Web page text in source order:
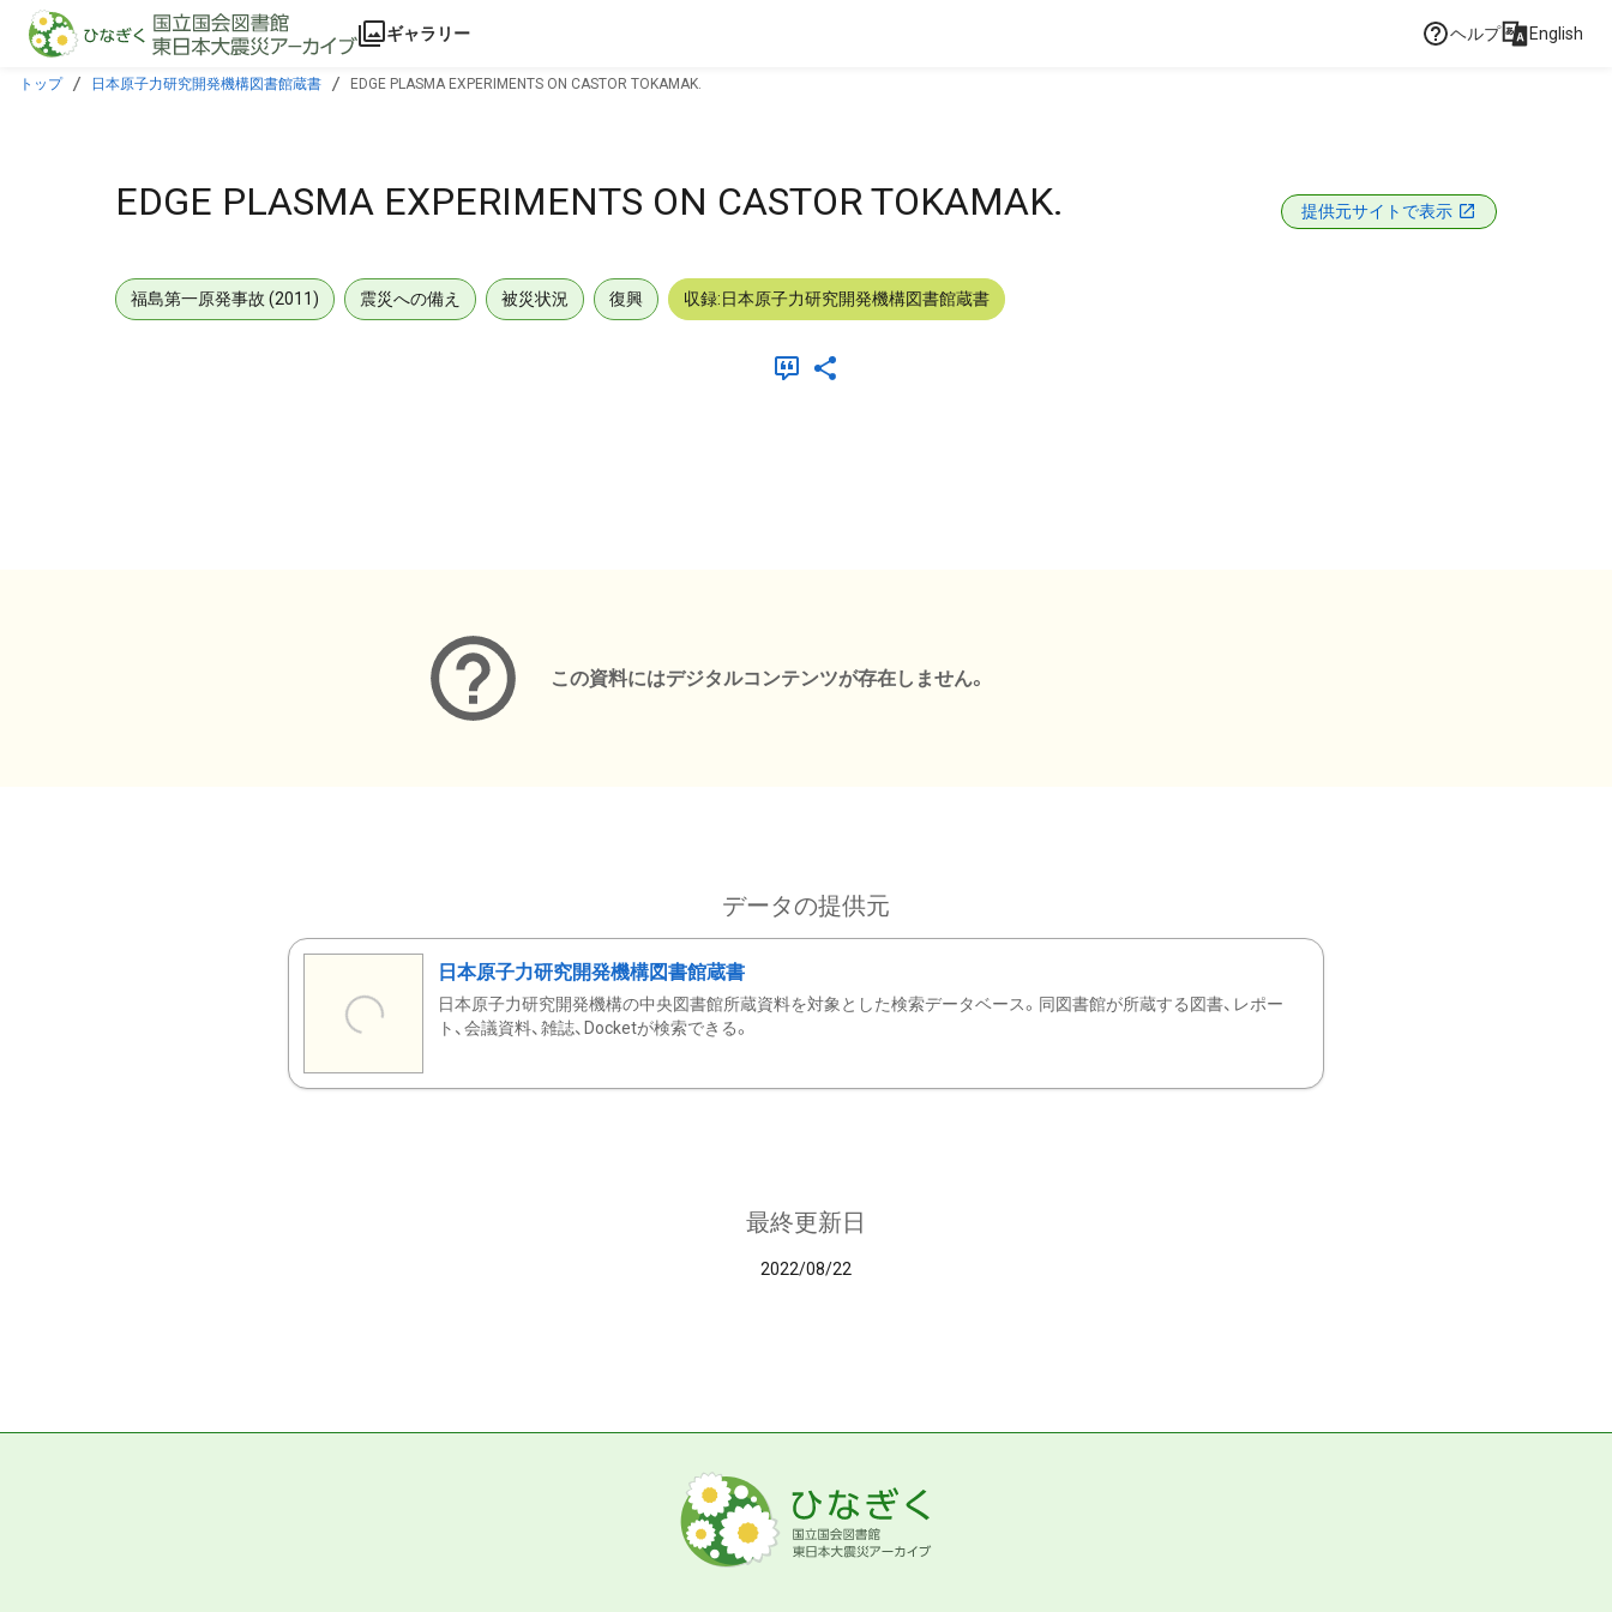
本文に飛ぶ
ギャラリー ヘルプ English
トップ 日本原子力研究開発機構図書館蔵書 EDGE PLASMA EXPERIMENTS ON CASTOR TOKAMAK.
EDGE PLASMA EXPERIMENTS ON CASTOR TOKAMAK. 提供元サイトで表示
福島第一原発事故 (2011) 震災への備え 被災状況 復興 収録:日本原子力研究開発機構図書館蔵書
この資料にはデジタルコンテンツが存在しません。
データの提供元
日本原子力研究開発機構図書館蔵書
日本原子力研究開発機構の中央図書館所蔵資料を対象とした検索データベース。同図書館が所蔵する図書、レポー
ト、会議資料、雑誌、Docketが検索できる。
最終更新日
2022/08/22